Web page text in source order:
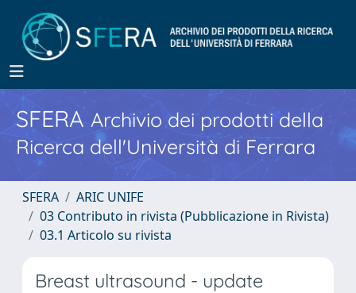
SFERA Archivio dei prodotti della
Ricerca dell'Università di Ferrara
SFERA
ARIC UNIFE
03 Contributo in rivista (Pubblicazione in Rivista)
03.1 Articolo su rivista
Breast ultrasound - update